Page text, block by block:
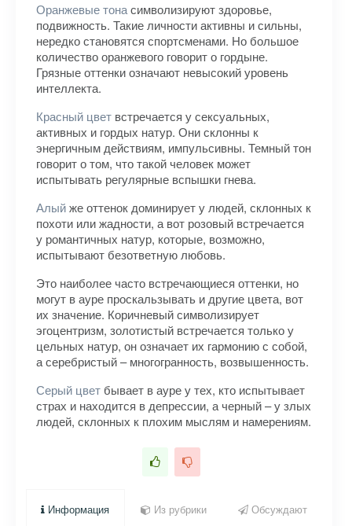
Оранжевые тонасимволизируют здоровье,
подвижность. Такие личности активны и сильны,
нередко становятся спортсменами. Но большое
количество оранжевого говорит о гордыне.
Грязные оттенки означают невысокий уровень
интеллекта.
Красный цвет встречается у сексуальных,
активных и гордых натур. Они склонны к
энергичным действиям, импульсивны. Темный тон
говорит о том, что такой человек может
испытывать регулярные вспышки гнева.
Алыйже оттенок доминирует у людей, склонных к
похоти или жадности, а вот розовый встречается
у романтичных натур, которые, возможно,
испытывают безответную любовь.
Это наиболее часто встречающиеся оттенки, но
могут в ауре проскальзывать и другие цвета, вот
их значение. Коричневый символизирует
эгоцентризм, золотистый встречается только у
цельных натур, он означает их гармонию с собой,
а серебристый – многогранность, возвышенность.
Серый цвет бывает в ауре у тех, кто испытывает
страх и находится в депрессии, а черный – у злых
людей, склонных к плохим мыслям и намерениям.
Информация Из рубрики Обсуждают